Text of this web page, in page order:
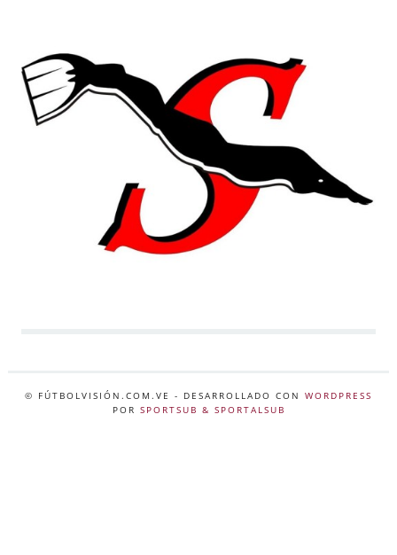
© FÚTBOLVISIÓN.COM.VE - DESARROLLADO CON WORDPRESS
POR SPORTSUB & SPORTALSUB